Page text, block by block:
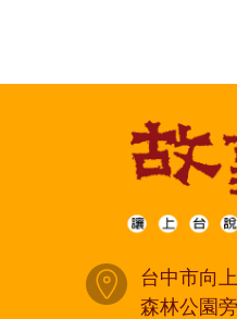
台中市向
森林公園